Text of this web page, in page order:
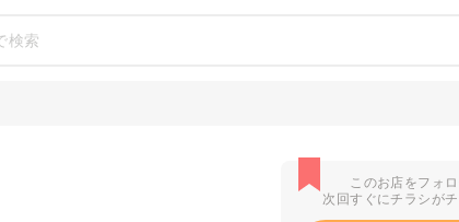
このお店をフォ
次回すぐにチラシが